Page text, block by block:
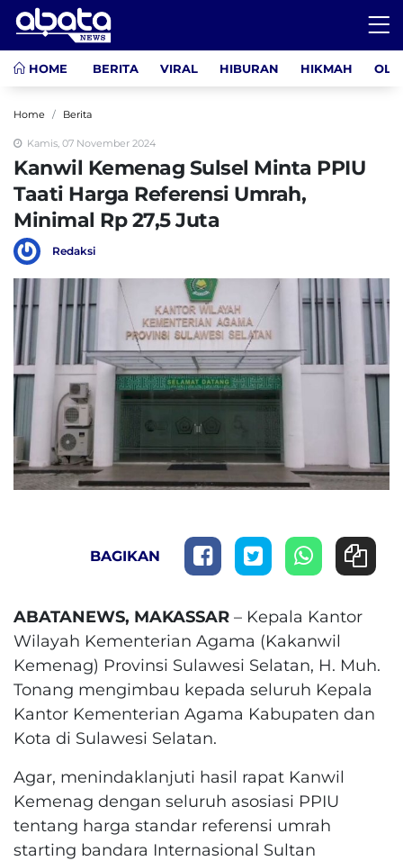
HOME BERITA VIRAL HIBURAN HIKMAH
Home Berita
Kamis, 07 November 2024
Kanwil Kemenag Sulsel Minta PPIU
Taati Harga Referensi Umrah,
Minimal Rp 27,5 Juta
Redaksi
BAGIKAN
ABATANEWS, MAKASSAR – Kepala Kantor
Wilayah Kementerian Agama (Kakanwil
Kemenag) Provinsi Sulawesi Selatan, H. Muh.
Tonang mengimbau kepada seluruh Kepala
Kantor Kementerian Agama Kabupaten dan
Kota di Sulawesi Selatan.
Agar, menindaklanjuti hasil rapat Kanwil
Kemenag dengan seluruh asosiasi PPIU
tentang harga standar referensi umrah
starting bandara Internasional Sultan